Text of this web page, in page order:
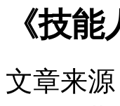
《技
文章来源